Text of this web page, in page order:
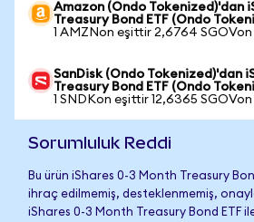
Amazon (Ondo Tokenized)'dan
Treasury Bond ETF (Ondo
1 AMZNon eşittir 2,6764 SGOVon
SanDisk (Ondo Tokenized)'dan
Treasury Bond ETF (Ondo
1 SNDKon eşittir 12,6365 SGOVon
Sorumluluk Reddi
Bu ürün iShares 0-3 Month Treasury
ihraç edilmemiş, desteklenmemiş,
iShares 0-3 Month Treasury Bond ETF